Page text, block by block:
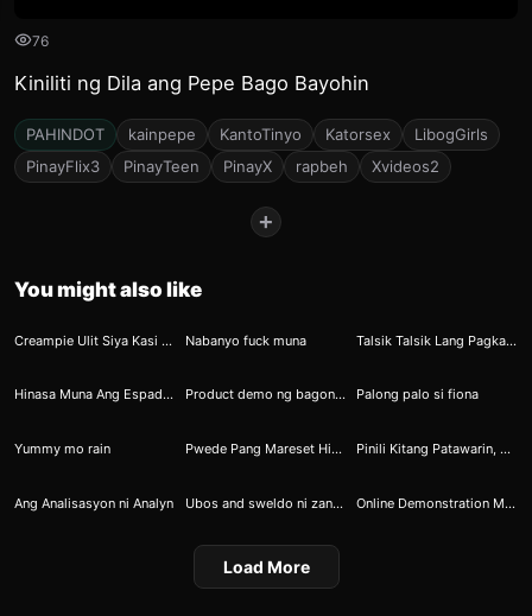
76
Kiniliti ng Dila ang Pepe Bago Bayohin
PAHINDOT kainpepe KantoTinyo Katorsex
LibogGirls
PinayFlix3
PinayTeen PinayX rapbeh Xvideos2
+
You might also like
6
Creampie Ulit Siya Kasi Sobrang Sarap Daw Ng Feeling Nabanyo fuck muna Talsik Talsik Lang Pagkatapos Masarapan
37
Hinasa Muna Ang Espada Bago Itusok sa Lungga
63
Product demo ng bagong dildo
74
Palong palo si fiona
78
Yummy mo rain
76
Pwede Pang Mareset Hindi Pa Nagbribrief Eh
83
Pinili Kitang Patawarin, Ngayon Ikaw Naman Ang Pumili Ng Katapatan Sa Kantutan
94
Ang Analisasyon ni Analyn
106
Ubos and sweldo ni zander pero sulit sa walker
107
Online Demonstration Mula Kay Salvacion
Load More